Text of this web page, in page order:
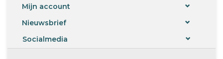
zorgt voor een rustgevend effect op de maag.
De 100% natuurlijke mariene biopolymeren in dit
voedingssupplement stimuleren het
Mijn account
Nieuwsbrief
Socialmedia